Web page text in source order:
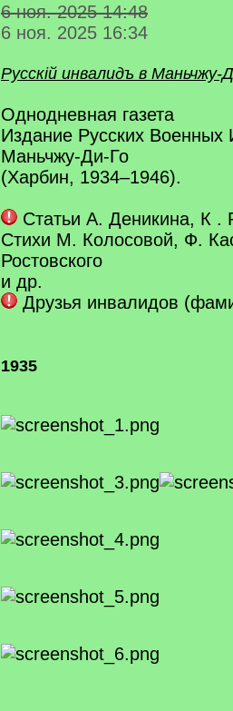
6 ноя. 2025 14:48
6 ноя. 2025 16:34
Русскiй инвалидъ в Маньчжу-
Однодневная газета
Издание Русских Военных
Маньчжу-Ди-Го
(Харбин, 1934–1946).
Статьи А. Деникина, К .
Стихи М. Колосовой, Ф.
Ростовского
и др.
Друзья инвалидов
1935